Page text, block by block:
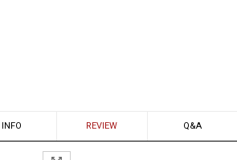
INFO REVIEW Q&A